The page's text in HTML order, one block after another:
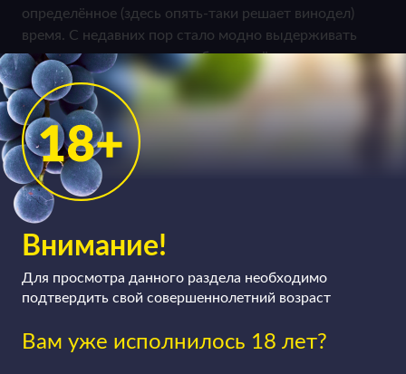
Внимание!
Для просмотра данного раздела необходимо
подтвердить свой совершеннолетний возраст
Вам уже исполнилось 18 лет?
определённое (здесь опять-таки решает винодел)
время. С недавних пор стало модно выдерживать
вино в цементных конусообразных ёмкостях —
«яйцах». Красные вина, так же как и белые, и
розовые, могут быть тихими, а могут быть и
игристыми (здесь технология производства немного
усложняется), сухими, полусухими, полусладкими и
сладкими.